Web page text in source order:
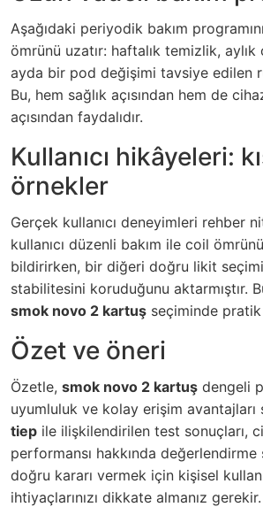
Aşağıdaki periyodik bakım
ömrünü uzatır: haftalık temizlik,
ayda bir pod değişimi tavsiye edilen
Bu, hem sağlık açısından hem de
açısından faydalıdır.
Kullanıcı hikâyeleri:
örnekler
Gerçek kullanıcı deneyimleri rehber
kullanıcı düzenli bakım ile coil ömrünü
bildirirken, bir diğeri doğru likit
stabilitesini koruduğunu aktarmıştır.
smok novo 2 kartuş seçiminde
Özet ve öneri
Özetle, smok novo 2 kartuş dengeli
uyumluluk ve kolay erişim avantajları
tiep ile ilişkilendirilen test sonuçları,
performansı hakkında değerlendirme
doğru kararı vermek için kişisel
ihtiyaçlarınızı dikkate almanız